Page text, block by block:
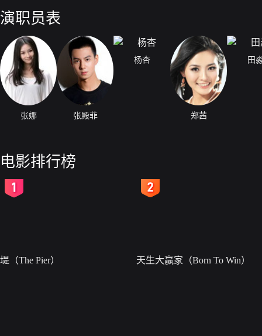
演职员表
张娜 张殿菲
杨杏
郑茜
田
电影排行榜
堤（The Pier） 天生大赢家（Born To Win）